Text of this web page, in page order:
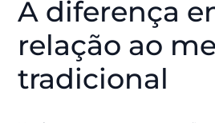
externos, a cooperativa não
prestar serviços de qualidade
donos, que são os cooperados.
Por isso, quando você faz um
aplicação, está realizando um